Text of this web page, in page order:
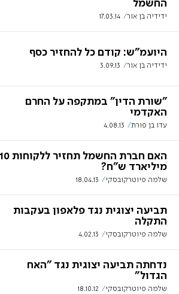
החשמל
ידידיה בן אור 17.03.14
היועמ"ש: קודם כל להחזיר כסף
ידידיה בן אור 3.09.13
"שורת הדין" במתקפה על החרם
האקדמי
עדו בן פורת 4.08.13
האם חברת החשמל תחזיר ללקוחות 10
מיליארד ש"ח?
שלמה פיוטרקובסקי 18.04.13
תביעה יצוגית נגד פלאפון בעקבות
התקלה
שלמה פיוטרקובסקי 4.02.13
נדחתה תביעה יצוגית נגד "האח
הגדול"
שלמה פיוטרקובסקי 18.10.12